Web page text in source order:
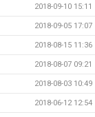
2018-09-10 15:11
2018-09-05 17:07
2018-08-15 11:36
2018-08-07 09:21
2018-08-03 10:49
2018-06-12 12:54